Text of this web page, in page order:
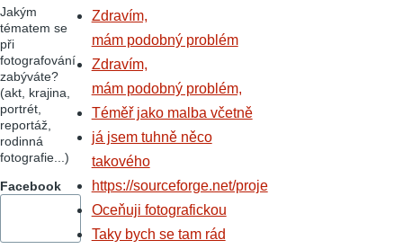
Jakým
tématem se
při
fotografování
zabýváte?
(akt, krajina,
portrét,
reportáž,
rodinná
fotografie...)
Facebook
Zdravím,
mám podobný problém
Zdravím,
mám podobný problém,
Téměř jako malba včetně
já jsem tuhně něco
takového
https://sourceforge.net/proje
Oceňuji fotografickou
Taky bych se tam rád